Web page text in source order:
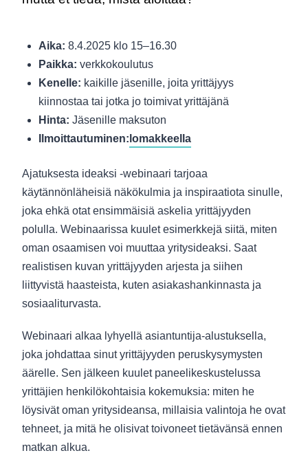
Aika: 8.4.2025 klo 15–16.30
Paikka: verkkokoulutus
Kenelle: kaikille jäsenille, joita yrittäjyys
kiinnostaa tai jotka jo toimivat yrittäjänä
Hinta: Jäsenille maksuton
Ilmoittautuminen: lomakkeella
Ajatuksesta ideaksi -webinaari tarjoaa
käytännönläheisiä näkökulmia ja inspiraatiota sinulle,
joka ehkä otat ensimmäisiä askelia yrittäjyyden
polulla. Webinaarissa kuulet esimerkkejä siitä, miten
oman osaamisen voi muuttaa yritysideaksi. Saat
realistisen kuvan yrittäjyyden arjesta ja siihen
liittyvistä haasteista, kuten asiakashankinnasta ja
sosiaaliturvasta.
Webinaari alkaa lyhyellä asiantuntija-alustuksella,
joka johdattaa sinut yrittäjyyden peruskysymysten
äärelle. Sen jälkeen kuulet paneelikeskustelussa
yrittäjien henkilökohtaisia kokemuksia: miten he
löysivät oman yritysideansa, millaisia valintoja he ovat
tehneet, ja mitä he olisivat toivoneet tietävänsä ennen
matkan alkua.